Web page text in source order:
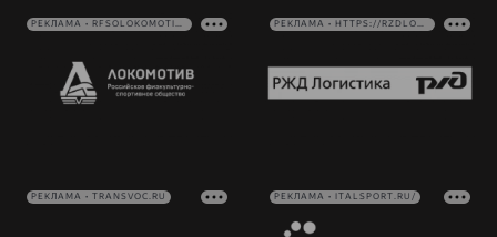
РЕКЛАМА • RFSOLOKOMOTIV.RU РЕКЛАМА • HTTPS://RZDLOG.RU/
РЕКЛАМА • TRANSVOC.RU РЕКЛАМА • ITALSPORT.RU/